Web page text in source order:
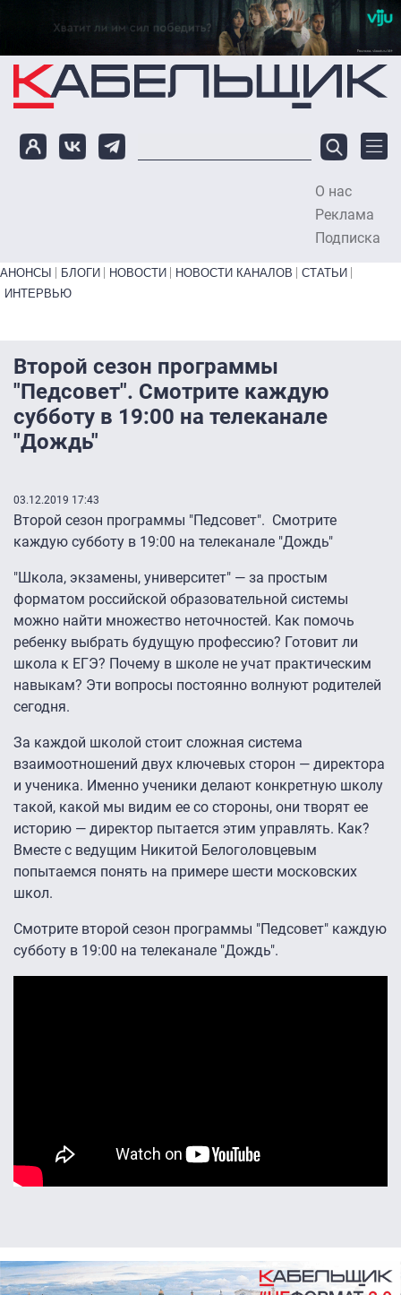
Перейти к основному содержанию
О нас
Реклама
Подписка
Primary links bottom
АНОНСЫ БЛОГИ НОВОСТИ НОВОСТИ КАНАЛОВ
СТАТЬИ
ИНТЕРВЬЮ
Второй сезон программы
"Педсовет". Смотрите каждую
субботу в 19:00 на телеканале
"Дождь"
03.12.2019 17:43
Второй сезон программы "Педсовет". Смотрите
каждую субботу в 19:00 на телеканале "Дождь"
"Школа, экзамены, университет" — за простым
форматом российской образовательной системы
можно найти множество неточностей. Как помочь
ребенку выбрать будущую профессию? Готовит ли
школа к ЕГЭ? Почему в школе не учат практическим
навыкам? Эти вопросы постоянно волнуют родителей
сегодня.
За каждой школой стоит сложная система
взаимоотношений двух ключевых сторон — директора
и ученика. Именно ученики делают конкретную школу
такой, какой мы видим ее со стороны, они творят ее
историю — директор пытается этим управлять. Как?
Вместе с ведущим Никитой Белоголовцевым
попытаемся понять на примере шести московских
школ.
Смотрите второй сезон программы "Педсовет" каждую
субботу в 19:00 на телеканале "Дождь".